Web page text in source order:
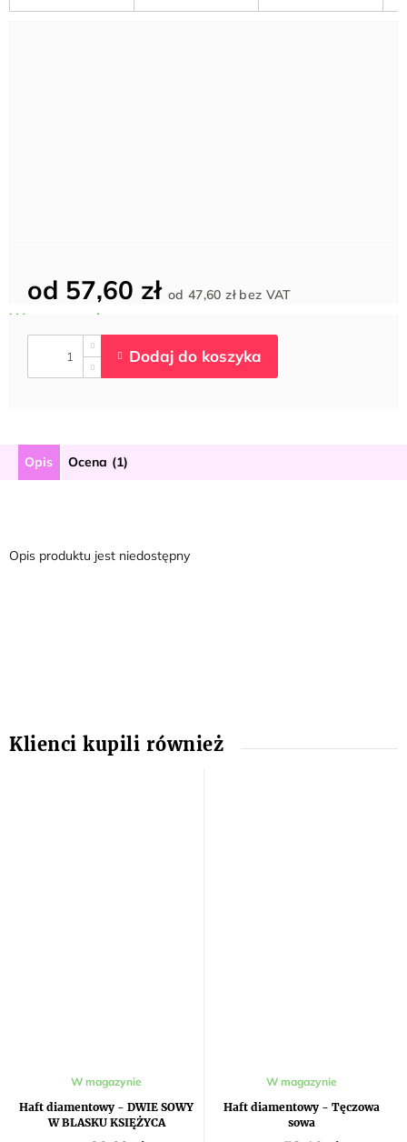
od 57,60 zł od47,60 złbez VAT
Opis Ocena (1)
Opis produktu jest niedostępny
Haft diamentowy - DWIE SOWY
W BLASKU KSIĘŻYCA
W magazynie
Haft diamentowy - Tęczowa
sowa
Średnia
ocena
produktu
wynosi
5,0
W magazynie